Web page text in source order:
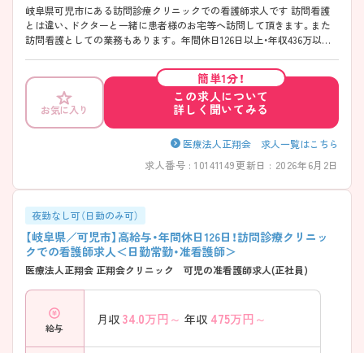
岐阜県可児市にある訪問診療クリニックでの看護師求人です 訪問看護
とは違い、ドクターと一緒に患者様のお宅等へ訪問して頂きます。また
訪問看護としての業務もあります。 年間休日126日以上・年収436万以上
お気に入り
簡単1分！
この求人について
詳しく聞いてみる
医療法人正翔会 求人一覧はこちら
求人番号 : 10141149更新日 : 2026年6月2日
夜勤なし可（日勤のみ可）
【岐阜県／可児市】高給与・年間休日126日！訪問診療クリニッ
クでの看護師求人＜日勤常勤・准看護師＞
医療法人正翔会 正翔会クリニック 可児の准看護師求人(正社員)
給与
月収 34.0万円～ 年収 475万円～